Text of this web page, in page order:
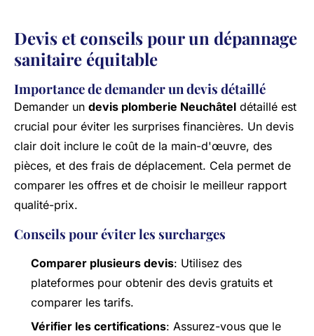
Devis et conseils pour un dépannage
sanitaire équitable
Importance de demander un devis détaillé
Demander un devis plomberie Neuchâtel détaillé est
crucial pour éviter les surprises financières. Un devis
clair doit inclure le coût de la main-d'œuvre, des
pièces, et des frais de déplacement. Cela permet de
comparer les offres et de choisir le meilleur rapport
qualité-prix.
Conseils pour éviter les surcharges
Comparer plusieurs devis: Utilisez des
plateformes pour obtenir des devis gratuits et
comparer les tarifs.
Vérifier les certifications: Assurez-vous que le